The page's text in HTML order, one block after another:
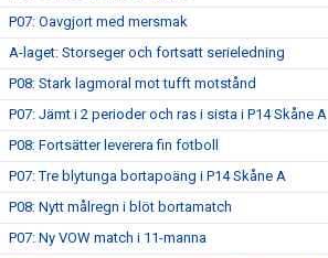
P07: Oavgjort med mersmak
A-laget: Storseger och fortsatt serieledning
P08: Stark lagmoral mot tufft motstånd
P07: Jämt i 2 perioder och ras i sista i P14 Skåne A
P08: Fortsätter leverera fin fotboll
P07: Tre blytunga bortapoäng i P14 Skåne A
P08: Nytt målregn i blöt bortamatch
P07: Ny VOW match i 11-manna